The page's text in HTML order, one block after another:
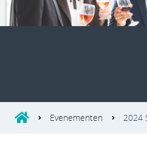
Evenementen 2024